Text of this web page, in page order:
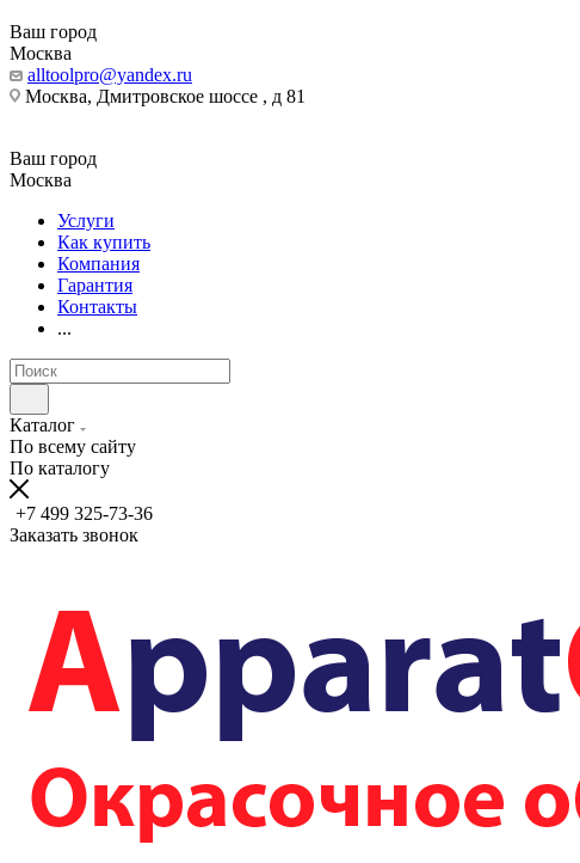
Ваш город
Москва
alltoolpro@yandex.ru
Москва, Дмитровское шоссе , д 81
Ваш город
Москва
Услуги
Как купить
Компания
Гарантия
Контакты
...
Каталог
По всему сайту
По каталогу
+7 499 325-73-36
Заказать звонок